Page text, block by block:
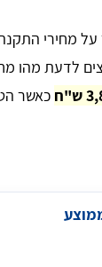
מחירי
לדעת מהו
כאשר הטווח נע